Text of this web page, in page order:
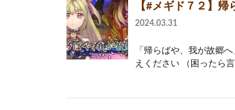
【#メギド７２】
2024.03.31
「帰らばや、我が故郷
えください （困ったら